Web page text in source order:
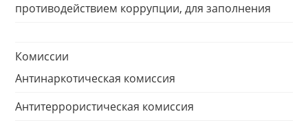
противодействием коррупции, для заполнения
Комиссии
Антинаркотическая комиссия
Антитеррористическая комиссия